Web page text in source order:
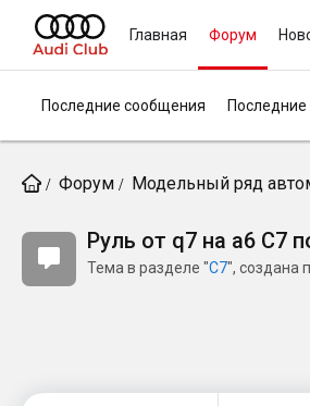
Главная Форум
Последние сообщения
Форум Модельный ряд
Руль от q7 на a6 C7
Тема в разделе "C7", создана